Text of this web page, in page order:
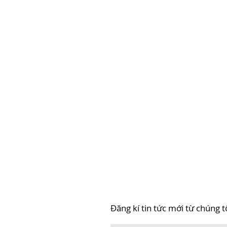
Đăng kí tin tức mới từ chúng